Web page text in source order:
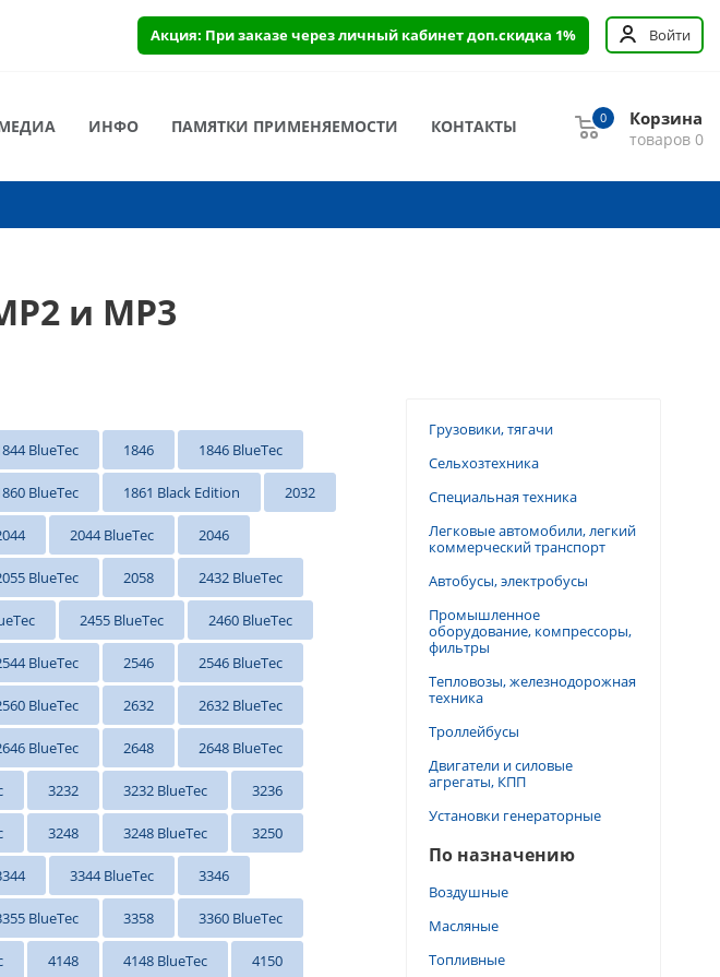
Акция: При заказе через личный кабинет доп.скидка 1% Войти
ИНФО ПАМЯТКИ ПРИМЕНЯЕМОСТИ КОНТАКТЫ Корзина
товаров 0
0
и MP3
BlueTec 1846 1846 BlueTec
BlueTec 1861 Black Edition 2032
2044 BlueTec 2046
BlueTec 2058 2432 BlueTec
2455 BlueTec 2460 BlueTec
BlueTec 2546 2546 BlueTec
BlueTec 2632 2632 BlueTec
BlueTec 2648 2648 BlueTec
3232 3232 BlueTec 3236
3248 3248 BlueTec 3250
3344 BlueTec 3346
BlueTec 3358 3360 BlueTec
4148 4148 BlueTec 4150
Грузовики, тягачи
Сельхозтехника
Специальная техника
Легковые автомобили, легкий
коммерческий транспорт
Автобусы, электробусы
Промышленное
оборудование, компрессоры,
фильтры
Тепловозы, железнодорожная
техника
Троллейбусы
Двигатели и силовые
агрегаты, КПП
Установки генераторные
По назначению
Воздушные
Масляные
Топливные